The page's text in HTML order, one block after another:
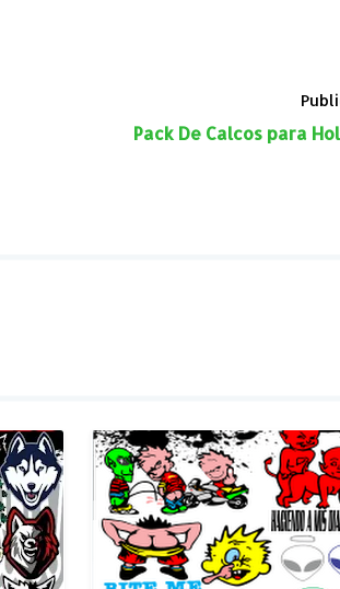
Pack De Calcos para